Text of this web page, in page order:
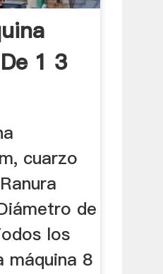
1 3
cuarzo
de
los
máquina 8